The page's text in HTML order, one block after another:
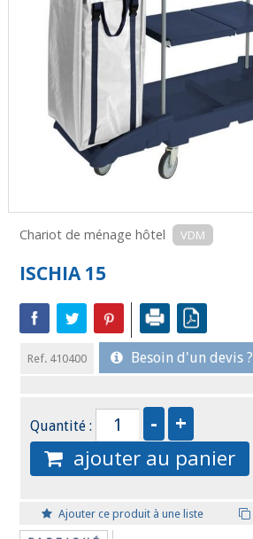
Chariot de ménage hôtel VDM
ISCHIA 15
Ref. 410400 Besoin d'un devis ?
Quantité :
ajouter au panier
Ajouter ce produit à une liste